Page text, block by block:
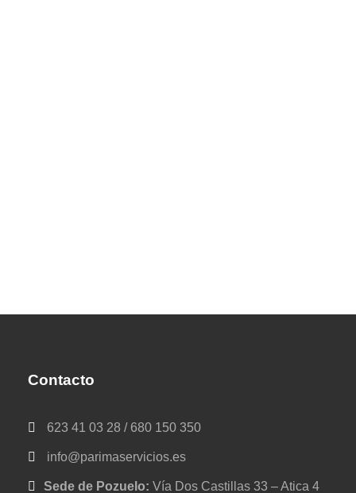
Contacto
623 41 03 28 / 680 150 350
info@parimaservicios.es
Sede de Pozuelo: Vía Dos Castillas 33 – Atica 4